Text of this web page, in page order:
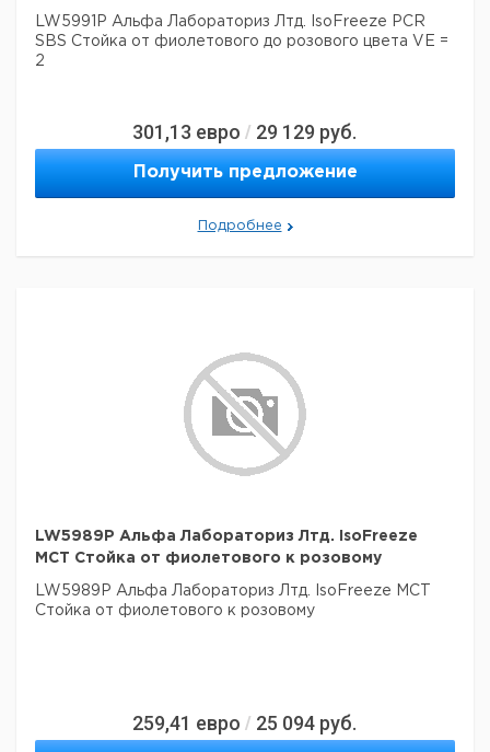
LW5991P Альфа Лабораториз Лтд. IsoFreeze PCR
SBS Стойка от фиолетового до розового цвета VE =
2
301,13 евро / 29 129 руб.
Получить предложение
Подробнее
LW5989P Альфа Лабораториз Лтд. IsoFreeze
MCT Стойка от фиолетового к розовому
LW5989P Альфа Лабораториз Лтд. IsoFreeze MCT
Стойка от фиолетового к розовому
259,41 евро / 25 094 руб.